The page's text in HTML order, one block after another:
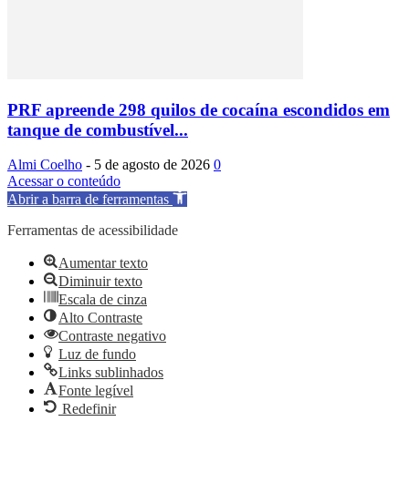
PRF apreende 298 quilos de cocaína escondidos em
tanque de combustível...
Almi Coelho - 5 de agosto de 2026 0
Acessar o conteúdo
Abrir a barra de ferramentas
Ferramentas de acessibilidade
Aumentar texto
Diminuir texto
Escala de cinza
Alto Contraste
Contraste negativo
Luz de fundo
Links sublinhados
Fonte legível
Redefinir